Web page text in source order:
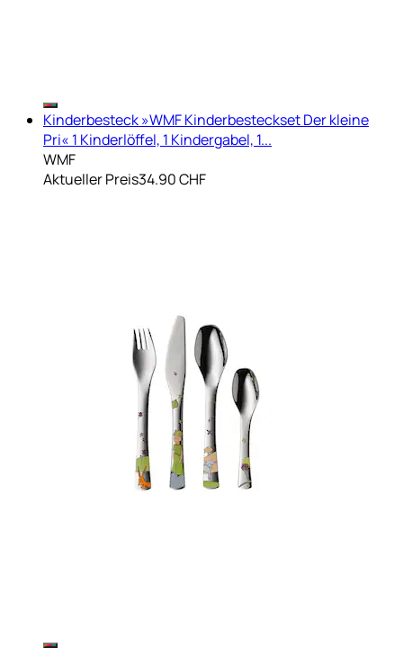
Kinderbesteck »WMF Kinderbesteckset Der kleine
Pri« 1 Kinderlöffel, 1 Kindergabel, 1...
WMF
Aktueller Preis34.90 CHF